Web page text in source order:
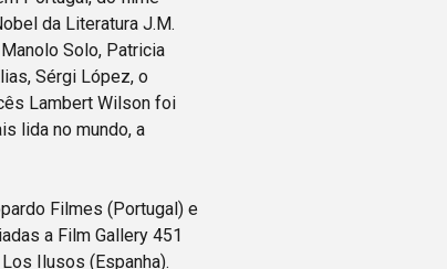
da Literatura J.M.
Solo, Patricia
Sérgi López, o
Lambert Wilson foi
lida no mundo, a
Filmes (Portugal) e
a Film Gallery 451
Ilusos (Espanha).